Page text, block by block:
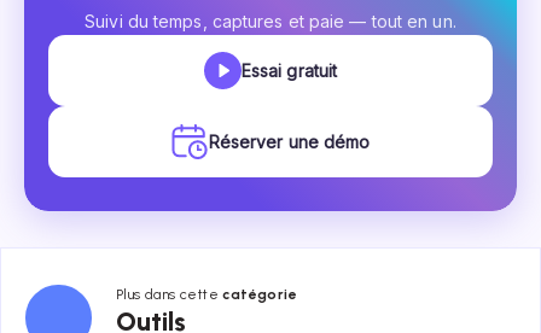
Suivi du temps, captures et paie — tout en un.
Essai gratuit
Réserver une démo
Plus dans cettecatégorie
Outils
Outils